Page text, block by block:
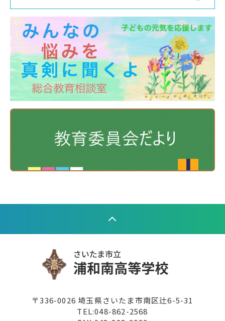
〒336-0026 埼玉県さいたま市南区辻6-5-31
TEL:048-862-2568